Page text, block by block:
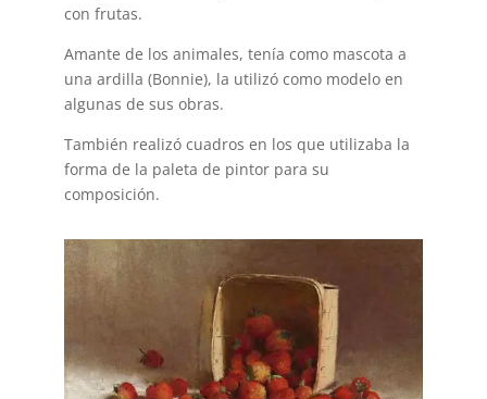
con frutas.
Amante de los animales, tenía como mascota a
una ardilla (Bonnie), la utilizó como modelo en
algunas de sus obras.
También realizó cuadros en los que utilizaba la
forma de la paleta de pintor para su
composición.